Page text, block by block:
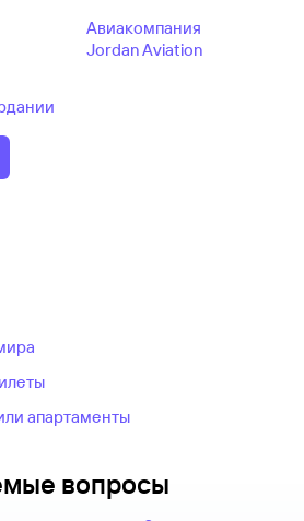
Авиакомпания
Jordan Aviation
апартаменты
вопросы